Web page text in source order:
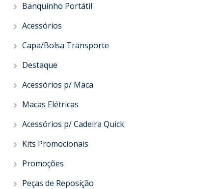
Banquinho Portátil
Acessórios
Capa/Bolsa Transporte
Destaque
Acessórios p/ Maca
Macas Elétricas
Acessórios p/ Cadeira Quick
Kits Promocionais
Promoções
Peças de Reposição